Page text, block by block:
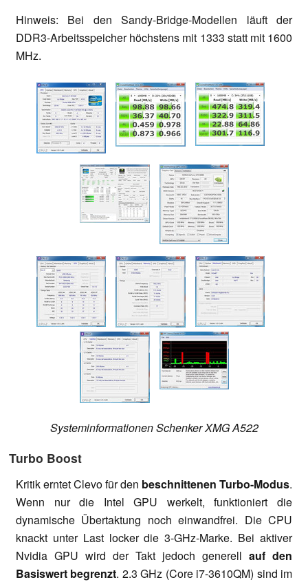
Hinweis: Bei den Sandy-Bridge-Modellen läuft der
DDR3-Arbeitsspeicher höchstens mit 1333 statt mit 1600
MHz.
Systeminformationen Schenker XMG A522
Turbo Boost
Kritik erntet Clevo für den beschnittenen Turbo-Modus.
Wenn nur die Intel GPU werkelt, funktioniert die
dynamische Übertaktung noch einwandfrei. Die CPU
knackt unter Last locker die 3-GHz-Marke. Bei aktiver
Nvidia GPU wird der Takt jedoch generell auf den
Basiswert begrenzt. 2.3 GHz (Core i7-3610QM) sind im